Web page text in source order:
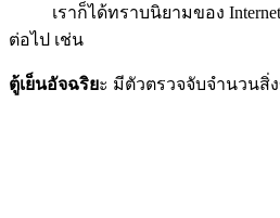
เราก็ได้ทราบนิยามของ Internet
ต่อไป เช่น
ตู้เย็นอัจฉริยะ มีตัวตรวจจับจำนวนสิ่